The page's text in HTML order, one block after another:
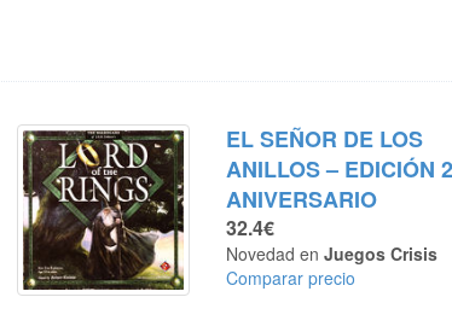
EL SEÑOR DE LOS
ANILLOS – EDICIÓN
ANIVERSARIO
32.4€
Novedad enJuegos Crisis
Comparar precio